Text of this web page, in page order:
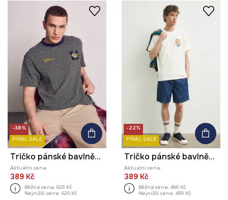
-38%
FINAL SALE
Tričko pánské bavlněné s elastanem z kolekce Kit Mizeres x Medicine
Aktuální cena:
389 Kč
Běžná cena: 629 Kč
Nejnižší cena: 629 Kč
-22%
FINAL SALE
Tričko pánské bavlněné s elastanem s potiskem z kolekce Kit Mizeres x Medicine
Aktuální cena:
389 Kč
Běžná cena: 499 Kč
Nejnižší cena: 499 Kč